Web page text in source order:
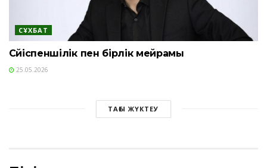
СҰХБАТ
Сүйіспеншілік пен бірлік мейрамы
25.05.2026
ТАҒЫ ЖҮКТЕУ